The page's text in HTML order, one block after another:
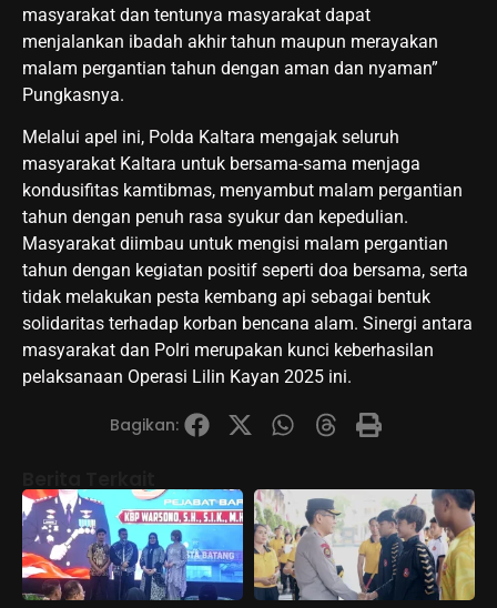
masyarakat dan tentunya masyarakat dapat
menjalankan ibadah akhir tahun maupun merayakan
malam pergantian tahun dengan aman dan nyaman”
Pungkasnya.
Melalui apel ini, Polda Kaltara mengajak seluruh
masyarakat Kaltara untuk bersama-sama menjaga
kondusifitas kamtibmas, menyambut malam pergantian
tahun dengan penuh rasa syukur dan kepedulian.
Masyarakat diimbau untuk mengisi malam pergantian
tahun dengan kegiatan positif seperti doa bersama, serta
tidak melakukan pesta kembang api sebagai bentuk
solidaritas terhadap korban bencana alam. Sinergi antara
masyarakat dan Polri merupakan kunci keberhasilan
pelaksanaan Operasi Lilin Kayan 2025 ini.
Bagikan: